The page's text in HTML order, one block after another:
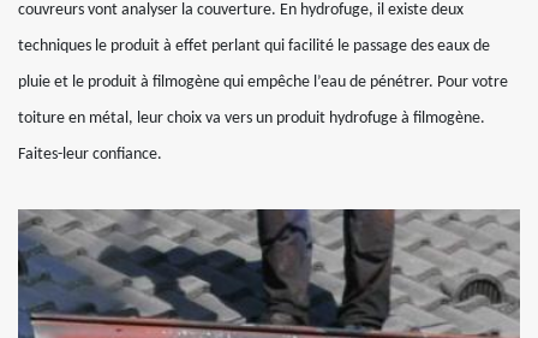
couvreurs vont analyser la couverture. En hydrofuge, il existe deux
techniques le produit à effet perlant qui facilité le passage des eaux de
pluie et le produit à filmogène qui empêche l’eau de pénétrer. Pour votre
toiture en métal, leur choix va vers un produit hydrofuge à filmogène.
Faites-leur confiance.